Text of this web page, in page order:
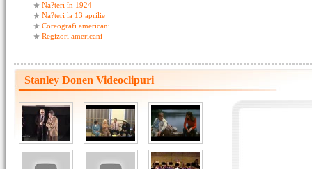
Na?teri în 1924
Na?teri la 13 aprilie
Coreografi americani
Regizori americani
Stanley Donen Videoclipuri